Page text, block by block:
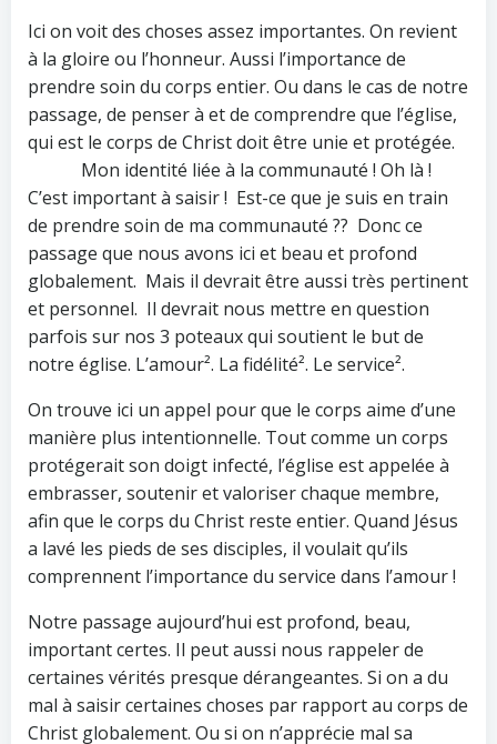
Ici on voit des choses assez importantes. On revient
à la gloire ou l’honneur. Aussi l’importance de
prendre soin du corps entier. Ou dans le cas de notre
passage, de penser à et de comprendre que l’église,
qui est le corps de Christ doit être unie et protégée.
Mon identité liée à la communauté ! Oh là !
C’est important à saisir ! Est-ce que je suis en train
de prendre soin de ma communauté ?? Donc ce
passage que nous avons ici et beau et profond
globalement. Mais il devrait être aussi très pertinent
et personnel. Il devrait nous mettre en question
parfois sur nos 3 poteaux qui soutient le but de
notre église. L’amour². La fidélité². Le service².
On trouve ici un appel pour que le corps aime d’une
manière plus intentionnelle. Tout comme un corps
protégerait son doigt infecté, l’église est appelée à
embrasser, soutenir et valoriser chaque membre,
afin que le corps du Christ reste entier. Quand Jésus
a lavé les pieds de ses disciples, il voulait qu’ils
comprennent l’importance du service dans l’amour !
Notre passage aujourd’hui est profond, beau,
important certes. Il peut aussi nous rappeler de
certaines vérités presque dérangeantes. Si on a du
mal à saisir certaines choses par rapport au corps de
Christ globalement. Ou si on n’apprécie mal sa